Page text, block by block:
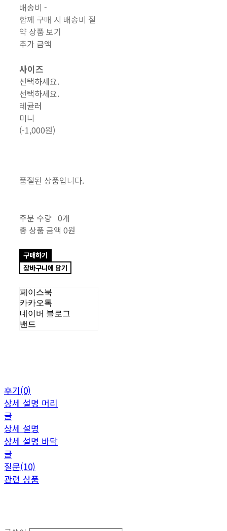
배송비-
함께 구매 시 배송비 절
약 상품 보기
추가 금액
사이즈
선택하세요.
선택하세요.
레귤러
미니
(-1,000원)
품절된 상품입니다.
주문 수량 0개
총 상품 금액 0원
구매하기
장바구니에 담기
페이스북
카카오톡
네이버 블로그
밴드
후기(0)
상세 설명 머리
글
상세 설명
상세 설명 바닥
글
질문(10)
관련 상품